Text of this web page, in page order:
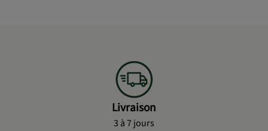
Livraison
3 à 7 jours